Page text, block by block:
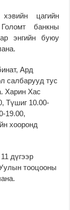
цагийн
банкны
энгийн буюу
Ард
салбарууд тус
Харин Хас
Түшиг 10.00-
19.00,
хооронд
дүгээр
тооцооны